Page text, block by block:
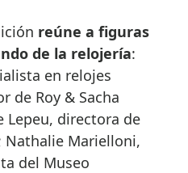
reúne a figuras
de la relojería:
en relojes
de Roy & Sacha
Lepeu, directora de
Nathalie Marielloni,
del Museo